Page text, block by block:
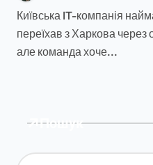
Київська IT-компанія наймає розробника, який
переїхав з Харкова через
але команда хоче...
Пошук